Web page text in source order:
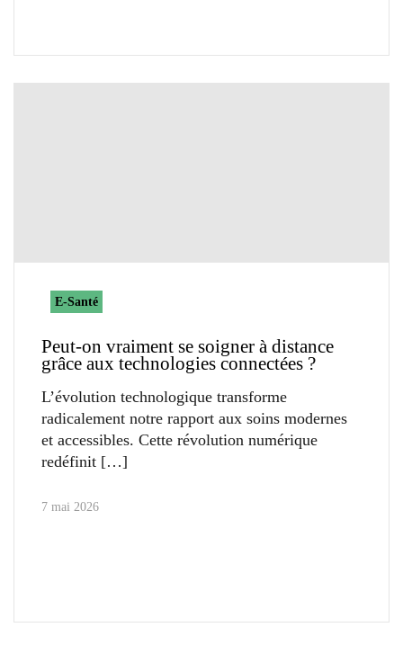
E-Santé
Peut-on vraiment se soigner à distance
grâce aux technologies connectées ?
L’évolution technologique transforme
radicalement notre rapport aux soins modernes
et accessibles. Cette révolution numérique
redéfinit
7 mai 2026